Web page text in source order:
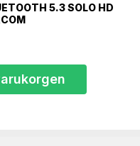
5.3 SOLO HD